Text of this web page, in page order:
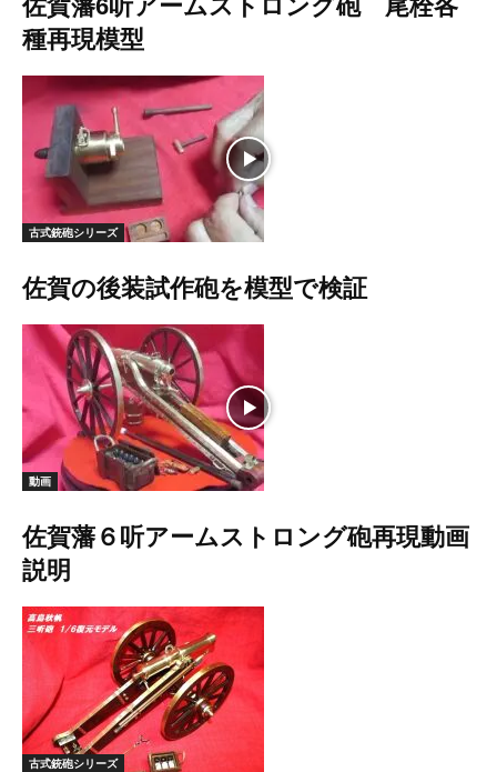
佐賀藩6听アームストロング砲 尾栓各
種再現模型
古式銃砲シリーズ
佐賀の後装試作砲を模型で検証
動画
佐賀藩６听アームストロング砲再現動画
説明
古式銃砲シリーズ